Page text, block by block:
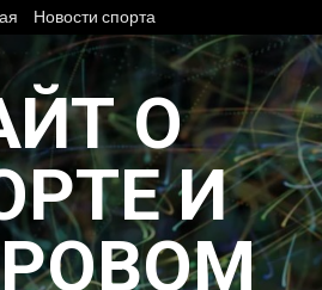
Новости спорта
О
И